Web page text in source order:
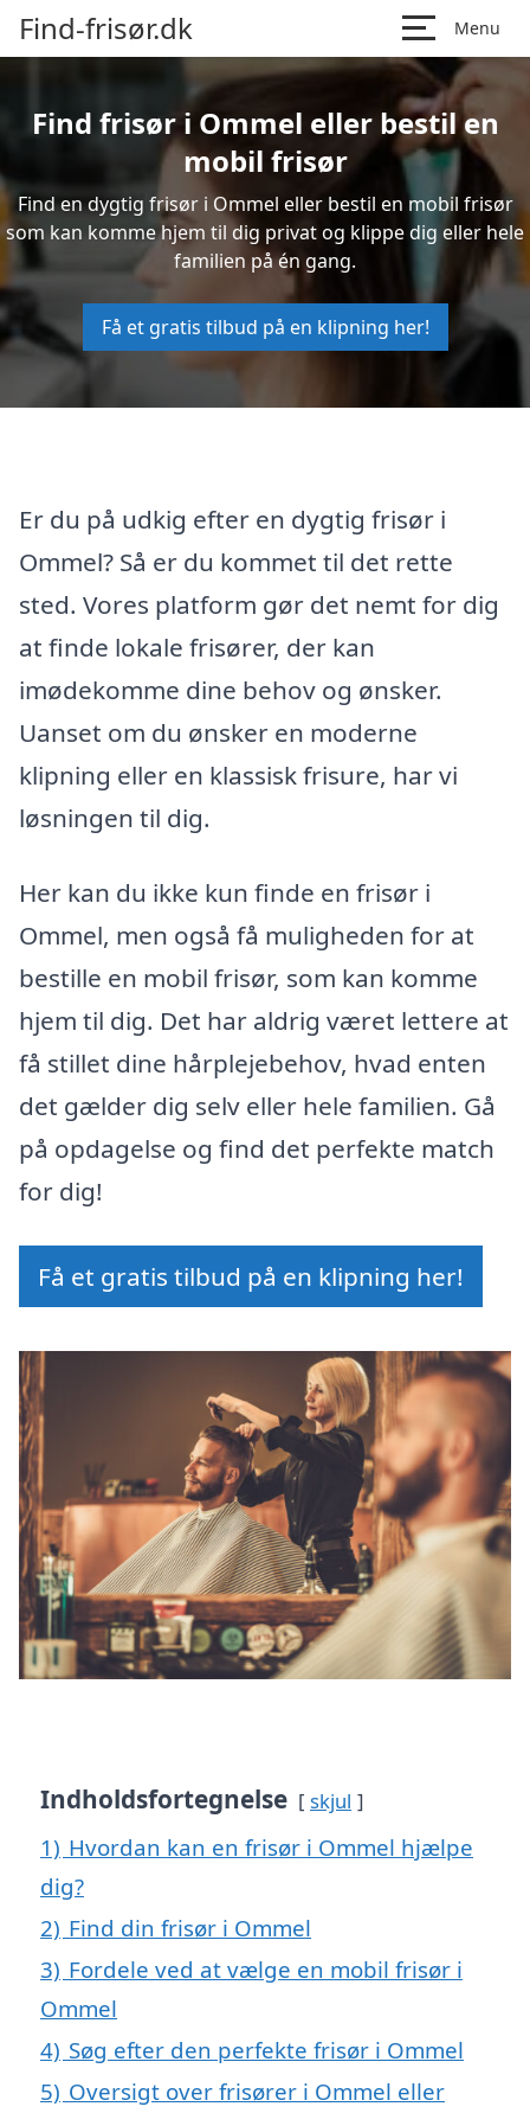
Find-frisør.dk Menu
Find frisør i Ommel eller bestil en
mobil frisør
Find en dygtig frisør i Ommel eller bestil en mobil frisør
som kan komme hjem til dig privat og klippe dig eller hele
familien på én gang.
Få et gratis tilbud på en klipning her!
Er du på udkig efter en dygtig frisør i
Ommel? Så er du kommet til det rette
sted. Vores platform gør det nemt for dig
at finde lokale frisører, der kan
imødekomme dine behov og ønsker.
Uanset om du ønsker en moderne
klipning eller en klassisk frisure, har vi
løsningen til dig.
Her kan du ikke kun finde en frisør i
Ommel, men også få muligheden for at
bestille en mobil frisør, som kan komme
hjem til dig. Det har aldrig været lettere at
få stillet dine hårplejebehov, hvad enten
det gælder dig selv eller hele familien. Gå
på opdagelse og find det perfekte match
for dig!
Få et gratis tilbud på en klipning her!
Indholdsfortegnelse skjul
1) Hvordan kan en frisør i Ommel hjælpe
dig?
2) Find din frisør i Ommel
3) Fordele ved at vælge en mobil frisør i
Ommel
4) Søg efter den perfekte frisør i Ommel
5) Oversigt over frisører i Ommel eller